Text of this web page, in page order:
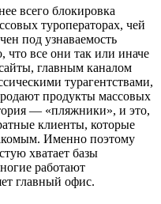
всего блокировка
туроператорах, чей
под узнаваемость
все они так или иначе
главным каналом
турагентствами,
продукты массовых
— «пляжники», и это,
клиенты, которые
Именно поэтому
хватает базы
работают
главный офис.